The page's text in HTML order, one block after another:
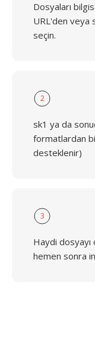
Dosyaları
URL'den veya
seçin.
2
sk1 ya da
formatlardan
desteklenir)
3
Haydi dosyayı
hemen sonra